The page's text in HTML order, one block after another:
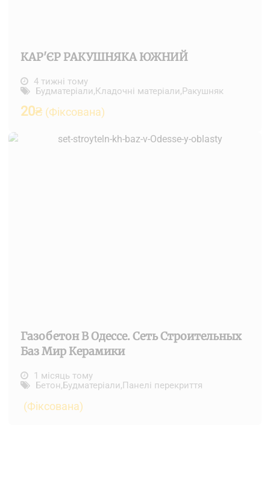
КАР'ЄР РАКУШНЯКА ЮЖНИЙ
4 тижні тому
Будматеріали,Кладочні матеріали,Ракушняк
20₴ (Фіксована)
Газобетон В Одессе. Сеть Строительных
Баз Мир Керамики
1 місяць тому
Бетон,Будматеріали,Панелі перекриття
(Фіксована)